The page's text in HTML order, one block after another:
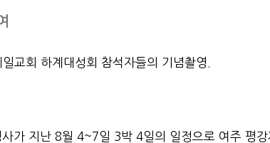
가 지난 8월 4~7일 3박 4일의 일정으로 여주 평